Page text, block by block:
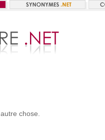
autre chose.